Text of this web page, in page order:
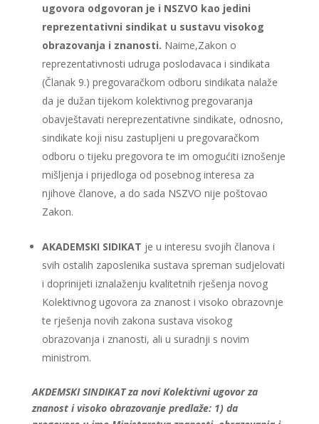
ugovora odgovoran je i NSZVO kao jedini
reprezentativni sindikat u sustavu visokog
obrazovanja i znanosti. Naime,Zakon o
reprezentativnosti udruga poslodavaca i sindikata
(Članak 9.) pregovaračkom odboru sindikata nalaže
da je dužan tijekom kolektivnog pregovaranja
obavještavati nereprezentativne sindikate, odnosno,
sindikate koji nisu zastupljeni u pregovaračkom
odboru o tijeku pregovora te im omogućiti iznošenje
mišljenja i prijedloga od posebnog interesa za
njihove članove, a do sada NSZVO nije poštovao
Zakon.
AKADEMSKI SIDIKAT je u interesu svojih članova i
svih ostalih zaposlenika sustava spreman sudjelovati
i doprinijeti iznalaženju kvalitetnih rješenja novog
Kolektivnog ugovora za znanost i visoko obrazovnje
te rješenja novih zakona sustava visokog
obrazovanja i znanosti, ali u suradnji s novim
ministrom.
AKDEMSKI SINDIKAT za novi Kolektivni ugovor za
znanost i visoko obrazovanje predlaže: 1) da